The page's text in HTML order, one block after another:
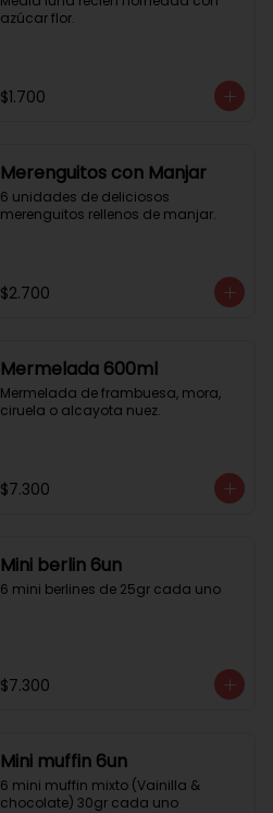
azúcar flor.
$1.700
Merenguitos con Manjar
6 unidades de deliciosos
merenguitos rellenos de manjar.
$2.700
Mermelada 600ml
Mermelada de frambuesa, mora,
ciruela o alcayota nuez.
$7.300
Mini berlin 6un
6 mini berlines de 25gr cada uno
$7.300
Mini muffin 6un
6 mini muffin mixto (Vainilla &
chocolate) 30gr cada uno